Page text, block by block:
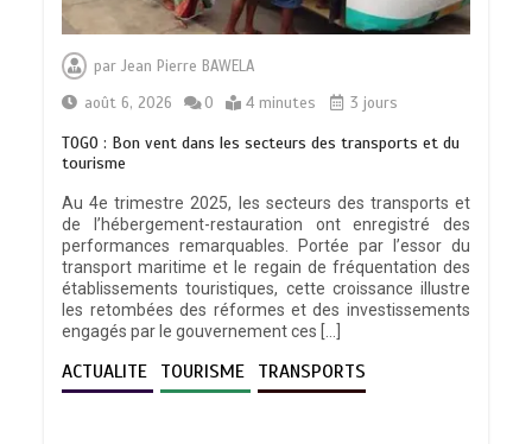
parJean Pierre BAWELA
août 6, 2026
0 4 minutes 3 jours
TOGO : Bon vent dans les secteurs des transports et du
tourisme
Au 4e trimestre 2025, les secteurs des transports et
de l’hébergement-restauration ont enregistré des
performances remarquables. Portée par l’essor du
transport maritime et le regain de fréquentation des
établissements touristiques, cette croissance illustre
les retombées des réformes et des investissements
engagés par le gouvernement ces […]
ACTUALITE TOURISME TRANSPORTS